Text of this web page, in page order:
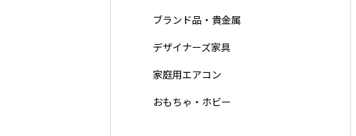
ブランド品・貴金属
デザイナーズ家具
家庭用エアコン
おもちゃ・ホビー